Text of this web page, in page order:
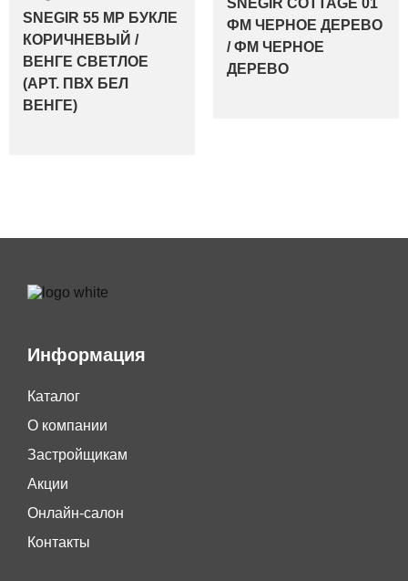
SNEGIR 55 MP БУКЛЕ
КОРИЧНЕВЫЙ /
ВЕНГЕ СВЕТЛОЕ
(АРТ. ПВХ БЕЛ
ВЕНГЕ)
SNEGIR COTTAGE 01
ФМ ЧЕРНОЕ ДЕРЕВО
/ ФМ ЧЕРНОЕ
ДЕРЕВО
Информация
Каталог
О компании
Застройщикам
Акции
Онлайн-салон
Контакты